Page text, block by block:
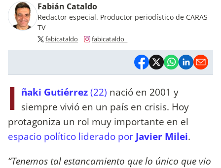
Fabián Cataldo
Redactor especial. Productor periodístico de CARAS
TV
fabicataldo fabicataldo_
I ñaki Gutiérrez(22) nació en 2001 y
siempre vivió en un país en crisis. Hoy
protagoniza un rol muy importante en el
espacio político liderado por Javier Milei.
“Tenemos tal estancamiento que lo único que vio